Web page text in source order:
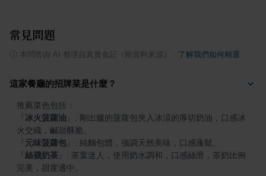
常見問題
本問答由 AI 整理自真實食記（附資料來源） 了解我們如何精選
這家餐廳的招牌菜是什麼？
冰火菠蘿油
: 剛出爐的菠蘿包夾入冰涼的厚切奶油，口感冰
元味菠蘿包
絲襪奶茶
: 茶葉迷人，使用奶水調和，口感絲滑，茶奶比例
完美，甜度適中。